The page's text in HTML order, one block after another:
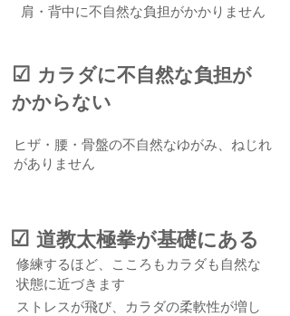
肩・背中に不自然な負担がかかりません
☑︎ カラダに不自然な負担が
かからない
ヒザ・腰・骨盤の不自然なゆがみ、ねじれ
がありません
☑︎ 道教太極拳が基礎にある
修練するほど、こころもカラダも自然な
状態に近づきます
ストレスが飛び、カラダの柔軟性が増し